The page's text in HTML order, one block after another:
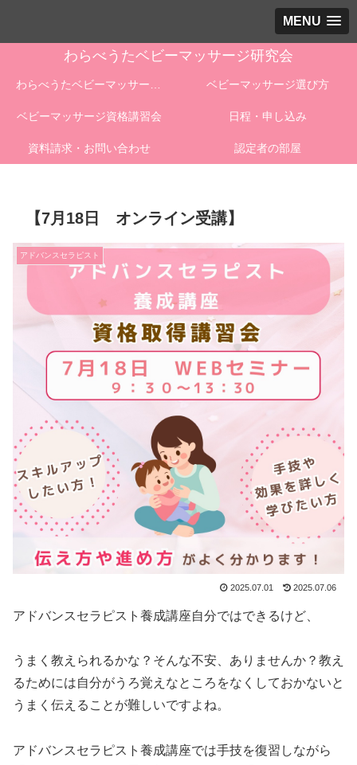
MENU
わらべうたベビーマッサージ研究会
ベビーマッサージ選び方
ベビーマッサージ資格講習会 日程・申し込み
資料請求・お問い合わせ 認定者の部屋
【7月18日 オンライン受講】
アドバンスセラピスト
2025.07.01 2025.07.06
アドバンスセラピスト養成講座自分ではできるけど、
うまく教えられるかな？そんな不安、ありませんか？教え
るためには自分がうろ覚えなところをなくしておかないと
うまく伝えることが難しいですよね。
アドバンスセラピスト養成講座では手技を復習しながら